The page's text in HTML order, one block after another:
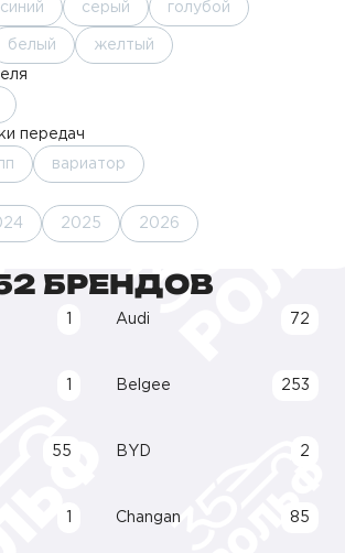
синий серый голубой
белый желтый
передач
вариатор
2025 2026
БРЕНДОВ
Audi 72
Belgee 253
55 BYD 2
Changan 85